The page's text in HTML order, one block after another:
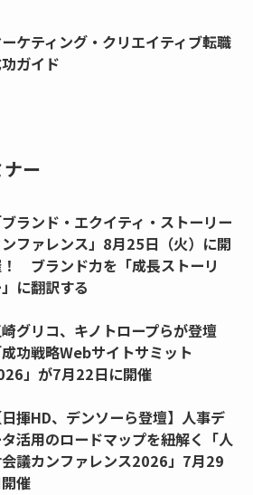
ケティング・クリエイティブ転職
ガイド
ー
ブランド・エクイティ・ストーリー
ファレンス」8月25日（火）に開
ブランド力を「成長ストーリ
に翻訳する
グリコ、キノトロープらが登壇
成功戦略Webサイトサミット
」が7月22日に開催
日揮HD、デンソーら登壇】人事デ
活用のロードマップを紐解く「人
議カンファレンス2026」7月29
催